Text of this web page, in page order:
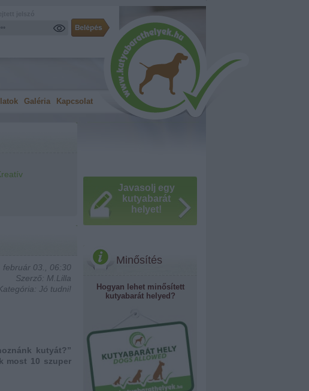
Galéria Kapcsolat
február 03., 06:30
Szerző: M.Lilla
Jó tudni!
kutyát?”
most 10 szuper
Javasolj egy
kutyabarát
helyet!
Minősítés
Hogyan lehet minősített
kutyabarát helyed?